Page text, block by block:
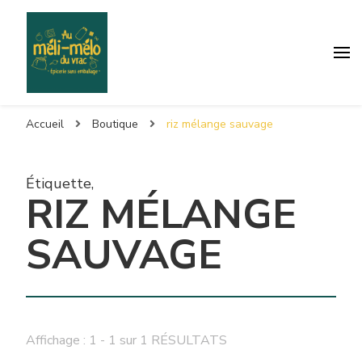
Accueil Boutique riz mélange sauvage
Étiquette,
RIZ MÉLANGE
SAUVAGE
Affichage : 1 - 1 sur 1 RÉSULTATS